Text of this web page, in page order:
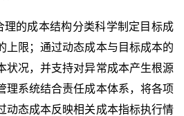
理的成本结构分类科学制定目标成
上限；通过动态成本与目标成本的
状况，并支持对异常成本产生根源
理系统结合责任成本体系，将各项
动态成本反映相关成本指标执行情